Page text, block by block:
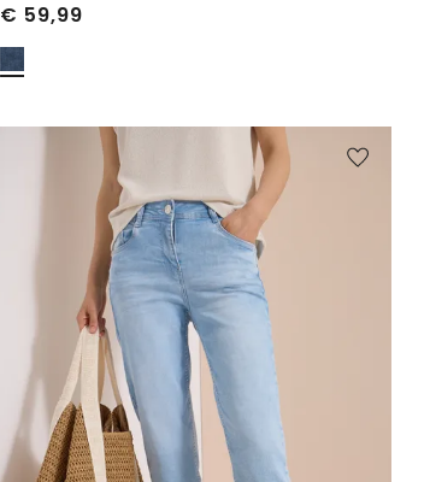
€ 59,99